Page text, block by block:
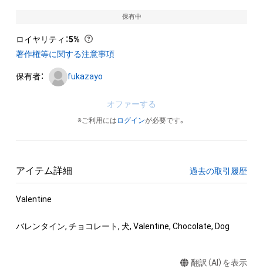
保有中
ロイヤリティ ：5%
著作権等に関する注意事項
保有者： fukazayo
オファーする
※ご利用には ログインが必要です。
アイテム詳細 過去の取引履歴
Valentine
バレンタイン, チョコレート, 犬, Valentine, Chocolate, Dog
翻訳（AI）を表示